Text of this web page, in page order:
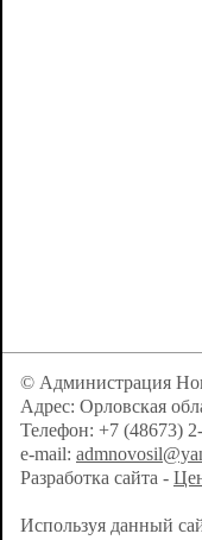
© Администрация
Адрес: Орловская
Телефон: +7 (48673)
e-mail:
Разработка сайта -
Используя данный